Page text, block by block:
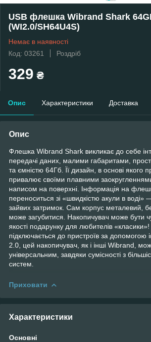
USB флешка Wibrand Shark
(WI2.0/SH64U4S)
Немає в наявності
Код: 03261
Роздріб
329 ₴
Опис Характеристики Доставка
Опис
Флешка Wibrand Shark викликає до себе
передачі даних, малими габаритами,
та ємністю 64Гб. Її дизайн, в основі якого
привалює своїми плавними
написом на поверхні. Інформація на
переноситься зі «швидкістю акули в воді»
зайвих затримок. Сам корпус металевий,
може загубитися. Накопичувач може бути
якості подарунку для любителів
підключається до пристроїв за допомогою
2.0, цей накопичувач, як і інші Wibrand,
універсальним, завдяки сумісності з
систем.
Приховати
Характеристики
Основні